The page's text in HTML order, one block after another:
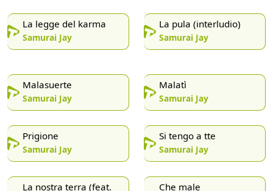
La legge del karma
Samurai Jay
La pula (interludio)
Samurai Jay
Malasuerte
Samurai Jay
Malatì
Samurai Jay
Prigione
Samurai Jay
Si tengo a tte
Samurai Jay
La nostra terra (feat. Che male